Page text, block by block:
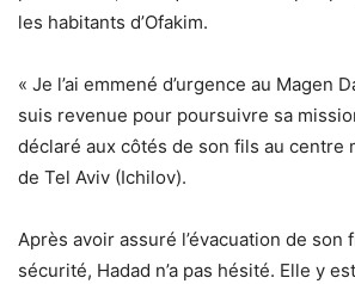
les habitants d’Ofakim.
« Je l’ai emmené d’urgence au Magen
suis revenue pour poursuivre sa
déclaré aux côtés de son fils au centre
de Tel Aviv (Ichilov).
Après avoir assuré l’évacuation de son
sécurité, Hadad n’a pas hésité. Elle y